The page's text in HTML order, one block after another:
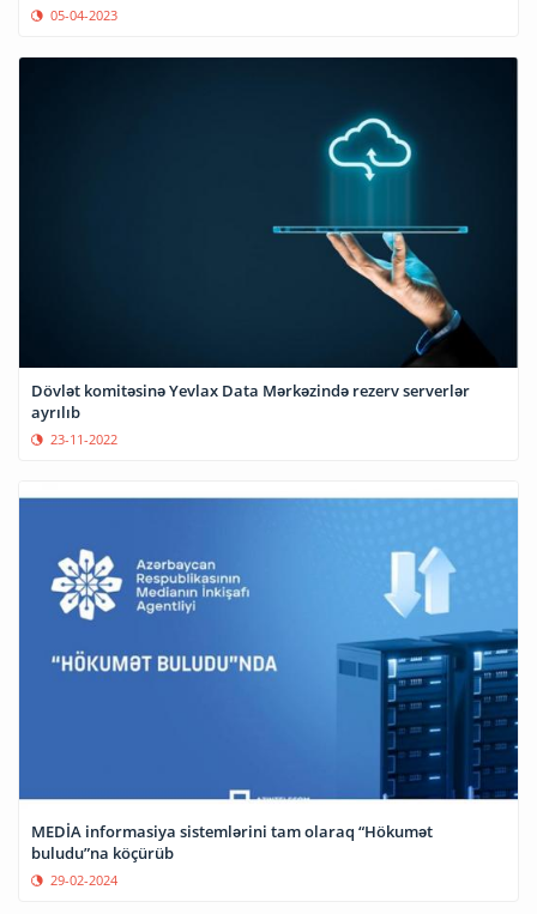
05-04-2023
Dövlət komitəsinə Yevlax Data Mərkəzində rezerv serverlər
ayrılıb
23-11-2022
MEDİA informasiya sistemlərini tam olaraq “Hökumət
buludu”na köçürüb
29-02-2024